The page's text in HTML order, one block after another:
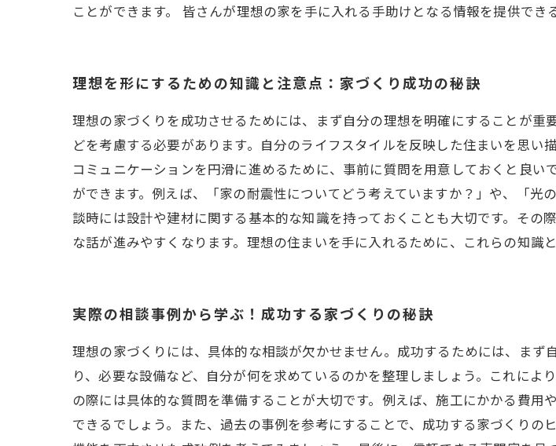
ことができます。 皆さんが理想の家を手に入れる手助けとなる情報を提供でき
理想を形にするための知識と注意点：家づくり成功の秘訣
理想の家づくりを成功させるためには、まず自分の理想を明確にすることが
どを考慮する必要があります。自分のライフスタイルを反映した住まいを思
コミュニケーションを円滑に進めるために、事前に質問を用意しておくと良
ができます。例えば、「家の耐震性についてどう考えていますか？」や、「
談時には設計や建材に関する基本的な知識を持っておくことも大切です。そ
な話が進みやすくなります。理想の住まいを手に入れるために、これらの知識
実際の相談事例から学ぶ！成功する家づくりの秘訣
理想の家づくりには、具体的な相談が欠かせません。成功するためには、ま
り、必要な設備など、自分が何を求めているのかを整理しましょう。これに
の際には具体的な質問を準備することが大切です。例えば、施工にかかる費
できるでしょう。また、過去の事例を参考にすることで、成功する家づくり